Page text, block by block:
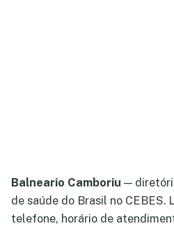
Balneario Camboriu —
de saúde do Brasil no CEBES.
telefone, horário de